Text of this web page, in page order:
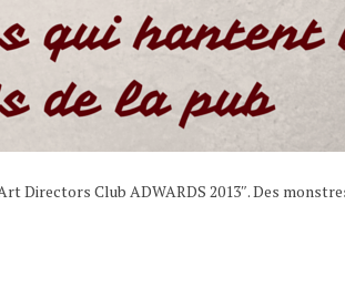
Directors Club ADWARDS 2013″. Des